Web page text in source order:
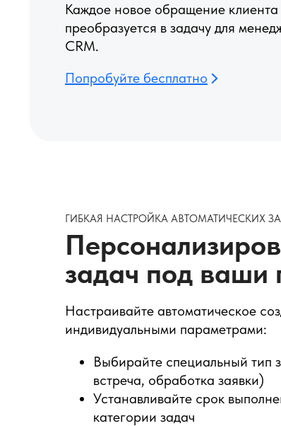
Каждое новое обращение
преобразуется в задачу для
CRM.
Попробуйте бесплатно
ГИБКАЯ НАСТРОЙКА АВТОМАТИЧЕСКИХ
задач под ваши
Настраивайте автоматическое
индивидуальными параметрами:
Выбирайте специальный тип
встреча, обработка заявки)
Устанавливайте срок
категории задач